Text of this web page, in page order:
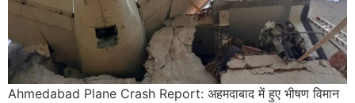
Ahmedabad Plane Crash Report: अहमदाबाद में हुए भीषण विमान